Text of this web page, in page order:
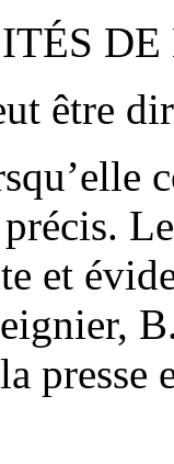
être
et
presse